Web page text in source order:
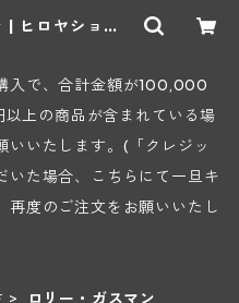
| ヒロヤショッ
入で、合計金額が100,000
上の商品が含まれている場
いいたします。(「クレジッ
いた場合、こちらにて一旦キ
再度のご注文をお願いいたし
ロリー・ガスマン